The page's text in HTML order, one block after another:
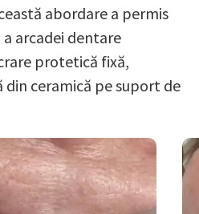
abordare a permis
arcadei dentare
protetică fixă,
ceramică pe suport de